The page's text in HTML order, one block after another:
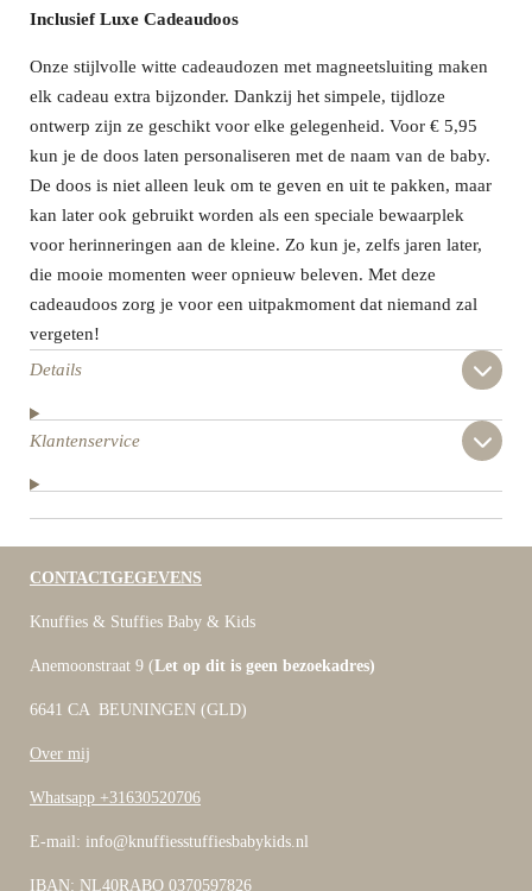
Inclusief Luxe Cadeaudoos
Onze stijlvolle witte cadeaudozen met magneetsluiting maken
elk cadeau extra bijzonder. Dankzij het simpele, tijdloze
ontwerp zijn ze geschikt voor elke gelegenheid. Voor € 5,95
kun je de doos laten personaliseren met de naam van de baby.
De doos is niet alleen leuk om te geven en uit te pakken, maar
kan later ook gebruikt worden als een speciale bewaarplek
voor herinneringen aan de kleine. Zo kun je, zelfs jaren later,
die mooie momenten weer opnieuw beleven. Met deze
cadeaudoos zorg je voor een uitpakmoment dat niemand zal
vergeten!
Details
Klantenservice
CONTACTGEGEVENS
Knuffies & Stuffies Baby & Kids
Anemoonstraat 9 (Let op dit is geen bezoekadres)
6641 CA BEUNINGEN (GLD)
Over mij
Whatsapp +31630520706
E-mail: info@knuffiesstuffiesbabykids.nl
IBAN: NL40RABO 0370597826